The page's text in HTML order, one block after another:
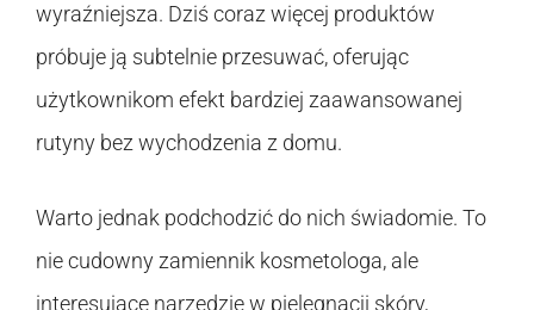
wyraźniejsza. Dziś coraz więcej produktów
próbuje ją subtelnie przesuwać, oferując
użytkownikom efekt bardziej zaawansowanej
rutyny bez wychodzenia z domu.
Warto jednak podchodzić do nich świadomie. To
nie cudowny zamiennik kosmetologa, ale
interesujące narzędzie w pielęgnacji skóry,